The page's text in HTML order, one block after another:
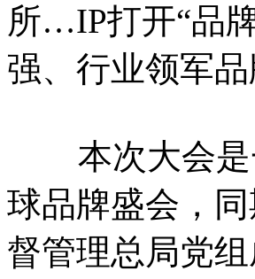
所…IP打开“品
强、行业领军
本次大会是
球品牌盛会，
督管理总局党